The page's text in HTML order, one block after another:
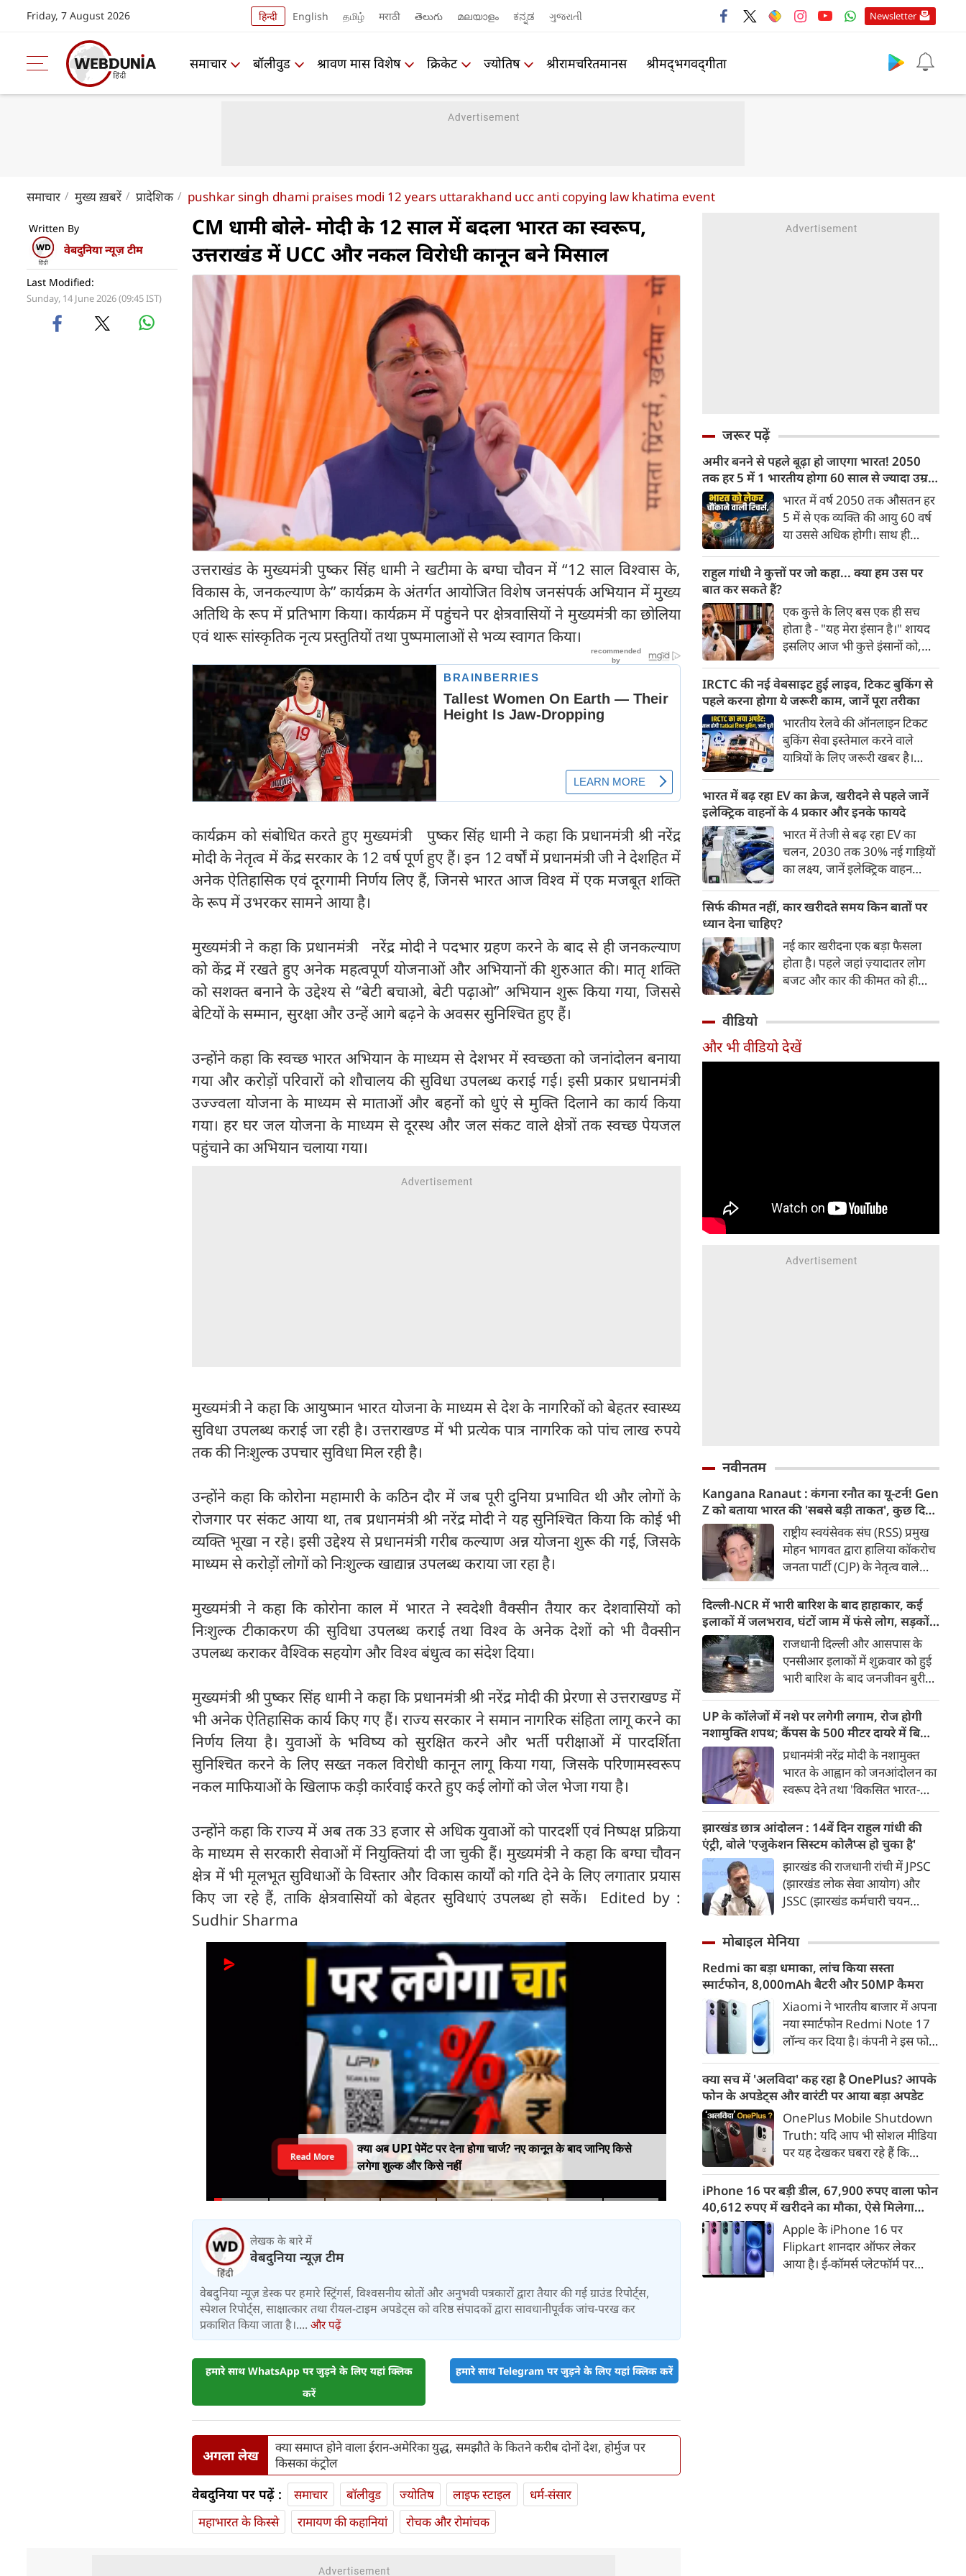
Friday, 7 August 2026 हिन्दी English தமிழ் मराठी తెలుగు മലയാളം ಕನ್ನಡ ગુજરાતી Newsletter
समाचार बॉलीवुड श्रावण मास विशेष क्रिकेट ज्योतिष श्रीरामचरितमानस श्रीमद्‍भगवद्‍गीता
समाचार मुख्य ख़बरें प्रादेशिक pushkar singh dhami praises modi 12 years uttarakhand ucc anti copying law khatima event
Written By
वेबदुनिया न्यूज़ टीम
Last Modified:
Sunday, 14 June 2026 (09:45 IST)
CM धामी बोले- मोदी के 12 साल में बदला भारत का स्वरूप,
उत्तराखंड में UCC और नकल विरोधी कानून बने मिसाल
उत्तराखंड के मुख्यमंत्री पुष्कर सिंह धामी ने खटीमा के बग्घा चौवन में “12 साल विश्वास के,
विकास के, जनकल्याण के” कार्यक्रम के अंतर्गत आयोजित विशेष जनसंपर्क अभियान में मुख्य
अतिथि के रूप में प्रतिभाग किया। कार्यक्रम में पहुंचने पर क्षेत्रवासियों ने मुख्यमंत्री का छोलिया
एवं थारू सांस्कृतिक नृत्य प्रस्तुतियों तथा पुष्पमालाओं से भव्य स्वागत किया।
कार्यक्रम को संबोधित करते हुए मुख्यमंत्री पुष्कर सिंह धामी ने कहा कि प्रधानमंत्री श्री नरेंद्र
मोदी के नेतृत्व में केंद्र सरकार के 12 वर्ष पूर्ण हुए हैं। इन 12 वर्षों में प्रधानमंत्री जी ने देशहित में
अनेक ऐतिहासिक एवं दूरगामी निर्णय लिए हैं, जिनसे भारत आज विश्व में एक मजबूत शक्ति
के रूप में उभरकर सामने आया है।
मुख्यमंत्री ने कहा कि प्रधानमंत्री नरेंद्र मोदी ने पदभार ग्रहण करने के बाद से ही जनकल्याण
को केंद्र में रखते हुए अनेक महत्वपूर्ण योजनाओं और अभियानों की शुरुआत की। मातृ शक्ति
को सशक्त बनाने के उद्देश्य से “बेटी बचाओ, बेटी पढ़ाओ” अभियान शुरू किया गया, जिससे
बेटियों के सम्मान, सुरक्षा और उन्हें आगे बढ़ने के अवसर सुनिश्चित हुए हैं।
उन्होंने कहा कि स्वच्छ भारत अभियान के माध्यम से देशभर में स्वच्छता को जनांदोलन बनाया
गया और करोड़ों परिवारों को शौचालय की सुविधा उपलब्ध कराई गई। इसी प्रकार प्रधानमंत्री
उज्ज्वला योजना के माध्यम से माताओं और बहनों को धुएं से मुक्ति दिलाने का कार्य किया
गया। हर घर जल योजना के माध्यम से दूरस्थ और जल संकट वाले क्षेत्रों तक स्वच्छ पेयजल
पहुंचाने का अभियान चलाया गया।
मुख्यमंत्री ने कहा कि आयुष्मान भारत योजना के माध्यम से देश के नागरिकों को बेहतर स्वास्थ्य
सुविधा उपलब्ध कराई जा रही है। उत्तराखण्ड में भी प्रत्येक पात्र नागरिक को पांच लाख रुपये
तक की निःशुल्क उपचार सुविधा मिल रही है।
उन्होंने कहा कि कोरोना महामारी के कठिन दौर में जब पूरी दुनिया प्रभावित थी और लोगों के
रोजगार पर संकट आया था, तब प्रधानमंत्री श्री नरेंद्र मोदी ने यह सुनिश्चित किया कि कोई भी
व्यक्ति भूखा न रहे। इसी उद्देश्य से प्रधानमंत्री गरीब कल्याण अन्न योजना शुरू की गई, जिसके
माध्यम से करोड़ों लोगों को निःशुल्क खाद्यान्न उपलब्ध कराया जा रहा है।
मुख्यमंत्री ने कहा कि कोरोना काल में भारत ने स्वदेशी वैक्सीन तैयार कर देशवासियों को
निःशुल्क टीकाकरण की सुविधा उपलब्ध कराई तथा विश्व के अनेक देशों को भी वैक्सीन
उपलब्ध कराकर वैश्विक सहयोग और विश्व बंधुत्व का संदेश दिया।
मुख्यमंत्री श्री पुष्कर सिंह धामी ने कहा कि प्रधानमंत्री श्री नरेंद्र मोदी की प्रेरणा से उत्तराखण्ड में
भी अनेक ऐतिहासिक कार्य किए गए हैं। राज्य सरकार ने समान नागरिक संहिता लागू करने का
निर्णय लिया है। युवाओं के भविष्य को सुरक्षित करने और भर्ती परीक्षाओं में पारदर्शिता
सुनिश्चित करने के लिए सख्त नकल विरोधी कानून लागू किया गया, जिसके परिणामस्वरूप
नकल माफियाओं के खिलाफ कड़ी कार्रवाई करते हुए कई लोगों को जेल भेजा गया है।
उन्होंने कहा कि राज्य में अब तक 33 हजार से अधिक युवाओं को पारदर्शी एवं निष्पक्ष प्रक्रिया
के माध्यम से सरकारी सेवाओं में नियुक्तियां दी जा चुकी हैं। मुख्यमंत्री ने कहा कि बग्घा चौवन
क्षेत्र में भी मूलभूत सुविधाओं के विस्तार और विकास कार्यों को गति देने के लिए लगातार प्रयास
किए जा रहे हैं, ताकि क्षेत्रवासियों को बेहतर सुविधाएं उपलब्ध हो सकें। Edited by :
Sudhir Sharma
क्या अब UPI पेमेंट पर देना होगा चार्ज? नए कानून के बाद जानिए किसे
लगेगा शुल्क और किसे नहीं
Read More
लेखक के बारे में
वेबदुनिया न्यूज़ टीम
वेबदुनिया न्यूज़ डेस्क पर हमारे स्ट्रिंगर्स, विश्वसनीय स्रोतों और अनुभवी पत्रकारों द्वारा तैयार की गई ग्राउंड रिपोर्ट्स,
स्पेशल रिपोर्ट्स, साक्षात्कार तथा रीयल-टाइम अपडेट्स को वरिष्ठ संपादकों द्वारा सावधानीपूर्वक जांच-परख कर
प्रकाशित किया जाता है।.... और पढ़ें
हमारे साथ WhatsApp पर जुड़ने के लिए यहां क्लिक
करें
हमारे साथ Telegram पर जुड़ने के लिए यहां क्लिक करें
अगला लेख
क्या समाप्त होने वाला ईरान-अमेरिका युद्ध, समझौते के कितने करीब दोनों देश, होर्मुज पर
किसका कंट्रोल
वेबदुनिया पर पढ़ें : समाचार बॉलीवुड ज्योतिष लाइफ स्‍टाइल
धर्म-संसार
महाभारत के किस्से
रामायण की कहानियां रोचक और रोमांचक
जरूर पढ़ें
अमीर बनने से पहले बूढ़ा हो जाएगा भारत! 2050
तक हर 5 में 1 भारतीय होगा 60 साल से ज्यादा उम्र
का
भारत में वर्ष 2050 तक औसतन हर
5 में से एक व्यक्ति की आयु 60 वर्ष
या उससे अधिक होगी। साथ ही
भारत में रहेंगे। ‘ट्रांसफॉर्म रूरल
अनुसार भारत विकसित देशों के
विपरीत समृद्ध बनने से पहले ही वृद्ध
होती आबादी वाले देश की श्रेणी में
पहुंच रहा है।
राहुल गांधी ने कुत्तों पर जो कहा... क्या हम उस पर
बात कर सकते हैं?
एक कुत्ते के लिए बस एक ही सच
होता है - "यह मेरा इंसान है।" शायद
इसलिए आज भी कुत्ते इंसानों को,
भू-राजनीति से लेकर कृत्रिम
बुद्धिमत्ता, जलवायु परिवर्तन से लेकर
क्रिकेट तक हर विषय पर बहस कर
सकते हैं, तो उस जीव पर भी एक
गंभीर चर्चा बनती है जिसने किसी भी
सभ्यता से पहले इंसान का साथ चुना
था। दुर्भाग्य यह है कि आज कुत्तों के
बारे में हमारी राय पशु-चिकित्सकों,
व्यवहार वैज्ञानिकों या विशेषज्ञों से
कम... और व्हाट्सऐप यूनिवर्सिटी से
ज़्यादा बनती है।
IRCTC की नई वेबसाइट हुई लाइव, टिकट बुकिंग से
पहले करना होगा ये जरूरी काम, जानें पूरा तरीका
भारतीय रेलवे की ऑनलाइन टिकट
बुकिंग सेवा इस्तेमाल करने वाले
यात्रियों के लिए जरूरी खबर है।
वेबसाइट का बीटा वर्जन लॉन्च कर
दिया है। करीब 24 साल पुराने
इंटरफेस के बाद वेबसाइट को नए
डिजाइन और कई नए फीचर्स के साथ
अपडेट किया गया है।
भारत में बढ़ रहा EV का क्रेज, खरीदने से पहले जानें
इलेक्ट्रिक वाहनों के 4 प्रकार और इनके फायदे
भारत में तेजी से बढ़ रहा EV का
चलन, 2030 तक 30% नई गाड़ियों
का लक्ष्य, जानें इलेक्ट्रिक वाहन
200 अरब रुपए का मौका
सिर्फ कीमत नहीं, कार खरीदते समय किन बातों पर
ध्यान देना चाहिए?
नई कार खरीदना एक बड़ा फैसला
होता है। पहले जहां ज़्यादातर लोग
बजट और कार की कीमत को ही
खरीदते समय किन बातों पर ध्यान
देना चाहिए।
वीडियो
और भी वीडियो देखें
नवीनतम
Kangana Ranaut : कंगना रनौत का यू-टर्न! Gen
Z को बताया भारत की 'सबसे बड़ी ताकत', कुछ दिन
पहले प्रदर्शनकारियों को कहा था 'जेनरेशन गटर'
राष्ट्रीय स्वयंसेवक संघ (RSS) प्रमुख
मोहन भागवत द्वारा हालिया कॉकरोच
जनता पार्टी (CJP) के नेतृत्व वाले
समर्थन दिए जाने के एक दिन बाद
बीजेपी सांसद और अभिनेत्री कंगना
रनौत ने अपने पहले के बयान पर
सफाई दी। उन्होंने अब Gen Z को
भारत की ‘सबसे बड़ी ताकत’ बताया
है। कंगना ने कहा कि कुछ लोगों के
व्यवहार के आधार पर पूरी पीढ़ी को
गलत ठहराना उचित नहीं है। उन्होंने
कहा कि Gen Z सरकार का हिस्सा है
और इसी पीढ़ी के जनादेश की वजह
से मौजूदा सरकार लंबे समय से सत्ता
में है।
दिल्ली-NCR में भारी बारिश के बाद हाहाकार, कई
इलाकों में जलभराव, घंटों जाम में फंसे लोग, सड़कों
पर भरा कमर तक पानीराजधानी दिल्ली और आसपास के
एनसीआर इलाकों में शुक्रवार को हुई
भारी बारिश के बाद जनजीवन बुरी
और गाजियाबाद के कई इलाकों में
सड़कें पानी से लबालब हो गईं,
जिसके चलते कई प्रमुख मार्गों पर
लंबा ट्रैफिक जाम लग गया। भारी
बारिश के कारण लोगों को अपने
गंतव्य तक पहुंचने में काफी परेशानी
का सामना करना पड़ा।
UP के कॉलेजों में नशे पर लगेगी लगाम, रोज होगी
नशामुक्ति शपथ; कैंपस के 500 मीटर दायरे में बिक्री
पर सख्ती
प्रधानमंत्री नरेंद्र मोदी के नशामुक्त
भारत के आह्वान को जनआंदोलन का
स्वरूप देने तथा 'विकसित भारत-
साकार करने के उद्देश्य से योगी
सरकार सभी उच्च शिक्षण संस्थानों में
व्यापक नशामुक्ति अभियान
चलाएगी। विधानसभा परिसर में उच्च
शिक्षा मंत्री योगेंद्र उपाध्याय की
अध्यक्षता में प्रदेश के सभी राजकीय
परीक्षा नियंत्रकों की महत्वपूर्ण बैठक
आयोजित की गई।
झारखंड छात्र आंदोलन : 14वें दिन राहुल गांधी की
एंट्री, बोले 'एजुकेशन सिस्टम कोलैप्स हो चुका है'
झारखंड की राजधानी रांची में JPSC
(झारखंड लोक सेवा आयोग) और
JSSC (झारखंड कर्मचारी चयन
धांधली, पेपर लीक और परीक्षा
विरोध प्रदर्शन उग्र रूप ले चुका है।
आंदोलन के 14वें दिन इस मामले में
उस वक्त बड़ा मोड़ आया जब
लोकसभा में विपक्ष के नेता राहुल
गांधी ने सीधे आंदोलनकारी छात्रों से
मोबाइल मेनिया
Redmi का बड़ा धमाका, लांच किया सस्ता
स्मार्टफोन, 8,000mAh बैटरी और 50MP कैमरा
Xiaomi ने भारतीय बाजार में अपना
नया स्मार्टफोन Redmi Note 17
लॉन्च कर दिया है। कंपनी ने इस फोन
डिस्प्ले, 8,000mAh की बड़ी बैटरी
और Qualcomm Snapdragon
चिपसेट के साथ पेश किया है। फोन में
50MP का मेन कैमरा दिया गया है।
इसके अलावा Redmi Note 17 में
Corning Gorilla Glass 7i
प्रोटेक्शन, IP65 रेटिंग और मजबूत
चेसिस जैसे फीचर्स मिलते हैं।
क्या सच में 'अलविदा' कह रहा है OnePlus? आपके
फोन के अपडेट्स और वारंटी पर आया बड़ा अपडेट
OnePlus Mobile Shutdown
Truth: यदि आप भी सोशल मीडिया
पर यह देखकर घबरा रहे हैं कि
तो थोड़ा ठहरिए! टेक वर्ल्ड में किसी
समय 'फ्लैगशिप किलर' के नाम से
मशहूर इस ब्रांड को लेकर इंटरनेट पर
लगातार कयासबाजी का दौर जारी है।
iPhone 16 पर बड़ी डील, 67,900 रुपए वाला फोन
40,612 रुपए में खरीदने का मौका, ऐसे मिलेगा
डिस्काउंट
Apple के iPhone 16 पर
Flipkart शानदार ऑफर लेकर
आया है। ई-कॉमर्स प्लेटफॉर्म पर